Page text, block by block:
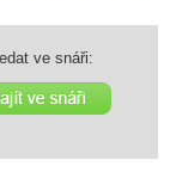
ve snáři: